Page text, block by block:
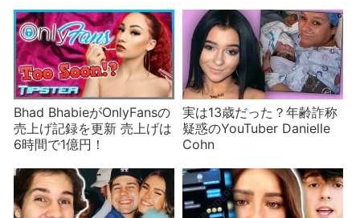
Bhad BhabieがOnlyFansの
売上げ記録を更新 売上げは
6時間で1億円！
実は13歳だった？年齢詐称
疑惑のYouTuber Danielle
Cohn